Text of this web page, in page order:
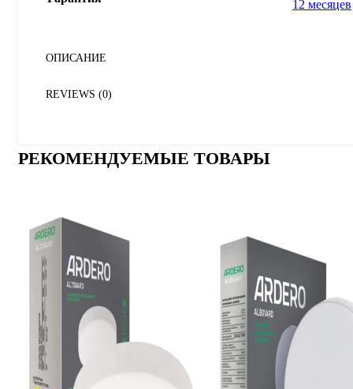
12 месяцев
ОПИСАНИЕ
REVIEWS (0)
РЕКОМЕНДУЕМЫЕ ТОВАРЫ